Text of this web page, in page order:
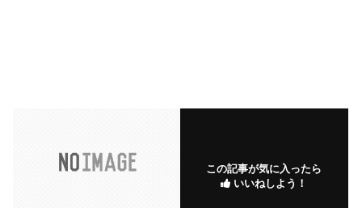
この記事が気に入ったら
いいねしよう！